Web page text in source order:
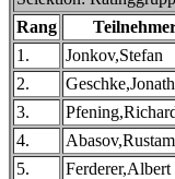
Rang
1.
Jonkov,Stefan
2.
3.
4.
5.
Ferderer,Albert